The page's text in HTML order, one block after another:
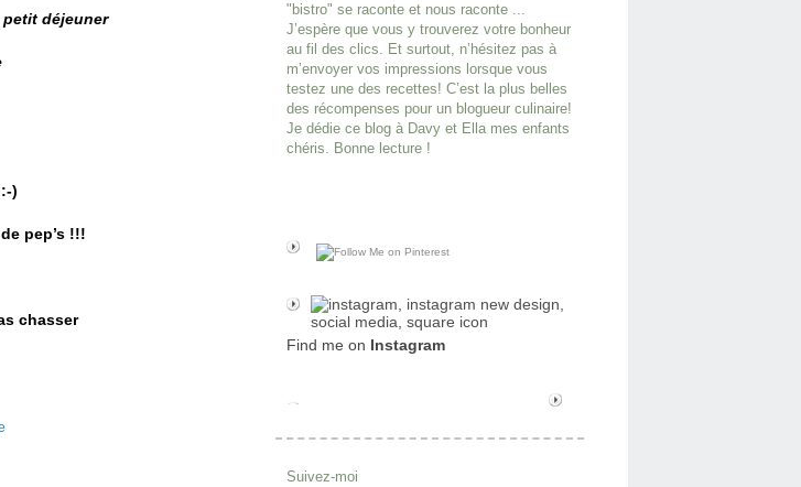
petit déjeuner
)
pep’s !!!
chasser
"bistro" se raconte et nous raconte ...
J’espère que vous y trouverez votre bonheur
au fil des clics. Et surtout, n’hésitez pas à
m’envoyer vos impressions lorsque vous
testez une des recettes! C’est la plus belles
des récompenses pour un blogueur culinaire!
Je dédie ce blog à Davy et Ella mes enfants
chéris. Bonne lecture !
Find me on Instagram
Suivez-moi